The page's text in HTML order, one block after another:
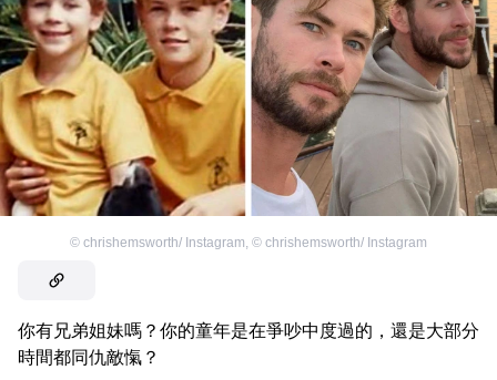
© chrishemsworth/ Instagram, © chrishemsworth/ Instagram
你有兄弟姐妹嗎？你的童年是在爭吵中度過的，還是大部分
時間都同仇敵愾？